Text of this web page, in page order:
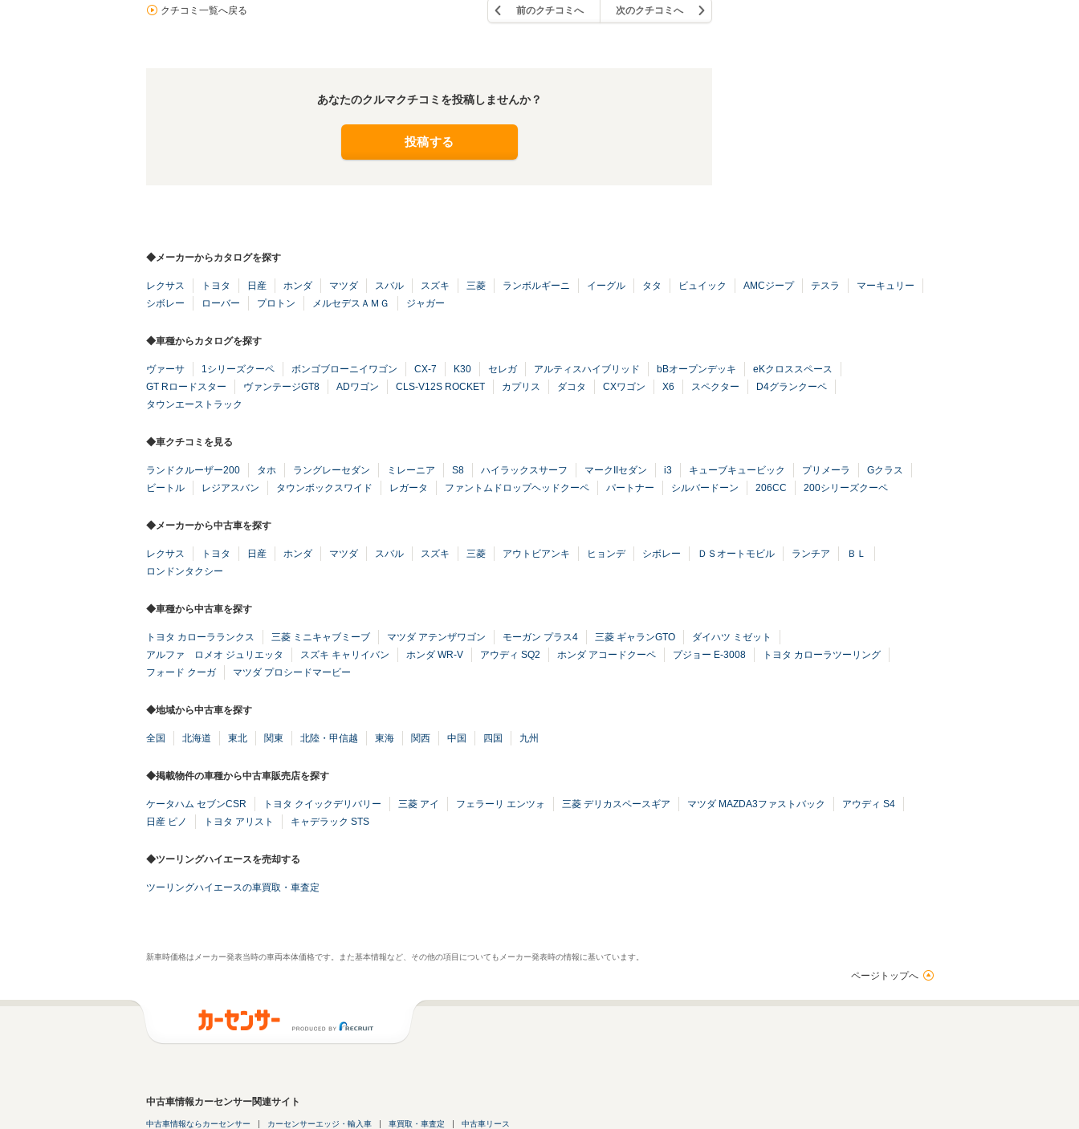
クチコミ一覧へ戻る 前のクチコミへ 次のクチコミへ
あなたのクルマクチコミを投稿しませんか？
投稿する
◆メーカーからカタログを探す
レクサス トヨタ 日産 ホンダ マツダ スバル スズキ 三菱 ランボルギーニ イーグル タタ ビュイック AMCジープ テスラ
マーキュリー
シボレー
ローバー プロトン メルセデスＡＭＧ ジャガー
◆車種からカタログを探す
ヴァーサ 1シリーズクーペ ボンゴブローニイワゴン CX-7 K30 セレガ アルティスハイブリッド bBオープンデッキ
eKクロススペース
GT Rロードスター
ヴァンテージGT8 ADワゴン CLS-V12S ROCKET カプリス ダコタ CXワゴン X6 スペクター
D4グランクーペ
タウンエーストラック
◆車クチコミを見る
ランドクルーザー200 タホ ラングレーセダン ミレーニア S8 ハイラックスサーフ マークIIセダン i3 キューブキュービック プリメーラ
Gクラス
ビートル
レジアスバン タウンボックスワイド レガータ ファントムドロップヘッドクーペ パートナー シルバードーン 206CC 200シリーズクーペ
◆メーカーから中古車を探す
レクサス トヨタ 日産 ホンダ マツダ スバル スズキ 三菱 アウトビアンキ ヒョンデ シボレー ＤＳオートモビル ランチア
ＢＬ
ロンドンタクシー
◆車種から中古車を探す
トヨタ カローラランクス 三菱 ミニキャブミーブ マツダ アテンザワゴン モーガン プラス4 三菱 ギャランGTO
ダイハツ ミゼット
アルファ ロメオ ジュリエッタ
スズキ キャリイバン ホンダ WR-V アウディ SQ2 ホンダ アコードクーペ プジョー E-3008
トヨタ カローラツーリング
フォード クーガ
マツダ プロシードマービー
◆地域から中古車を探す
全国 北海道 東北 関東 北陸・甲信越 東海 関西 中国 四国 九州
◆掲載物件の車種から中古車販売店を探す
ケータハム セブンCSR トヨタ クイックデリバリー 三菱 アイ フェラーリ エンツォ 三菱 デリカスペースギア マツダ MAZDA3ファストバック
アウディ S4
日産 ピノ
トヨタ アリスト キャデラック STS
◆ツーリングハイエースを売却する
ツーリングハイエースの車買取・車査定
新車時価格はメーカー発表当時の車両本体価格です。また基本情報など、その他の項目についてもメーカー発表時の情報に基いています。
ページトップへ
中古車情報カーセンサー関連サイト
中古車情報ならカーセンサー カーセンサーエッジ・輸入車 車買取・車査定 中古車リース